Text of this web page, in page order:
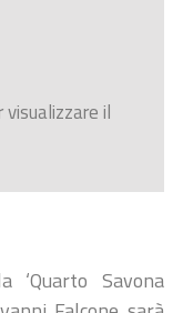
visualizzare il
Savona